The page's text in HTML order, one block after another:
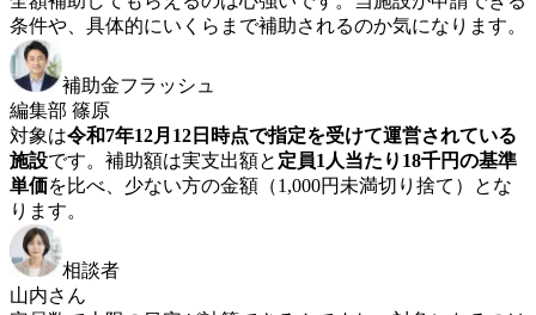
条件や、具体的にいくらまで補助されるのか気になります。
補助金フラッシュ
編集部 篠原
対象は令和7年12月12日時点で指定を受けて運営されている
施設です。補助額は実支出額と 定員1人当たり18千円の基準
単価を比べ、少ない方の金額（1,000円未満切り捨て）とな
ります。
相談者
山内さん